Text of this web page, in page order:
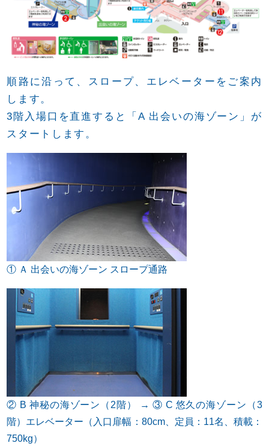
順路に沿って、スロープ、エレベーターをご案内
します。
3階入場口を直進すると「A 出会いの海ゾーン」が
スタートします。
① Ａ 出会いの海ゾーン スロープ通路
② B 神秘の海ゾーン（2階） → ③ C 悠久の海ゾーン（3
階）エレベーター（入口扉幅：80cm、定員：11名、積載：
750kg）